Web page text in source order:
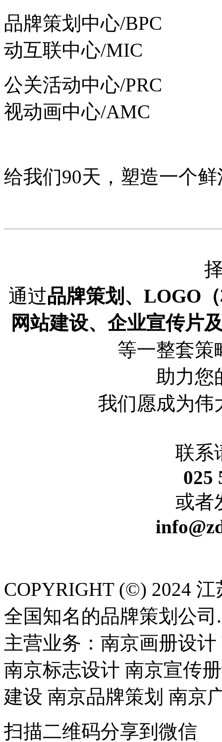
品牌策划中心/BPC
动互联中心/MIC
公关活动中心/PRC
视动画中心/AMC
给我们90天，塑造一个
通过品牌策划、LOGO
网站建设、企业宣传片
等一整套策
助力您
我们愿成为伟
联系
025
或者
COPYRIGHT (©) 2024
全国知名的品牌策划公
主营业务：南京画册设
南京标志设计 南京宣传
建设 南京品牌策划 南京
扫描二维码分享到微信